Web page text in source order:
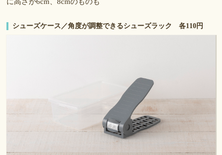
シューズケース／角度が調整できるシューズラック 各110円